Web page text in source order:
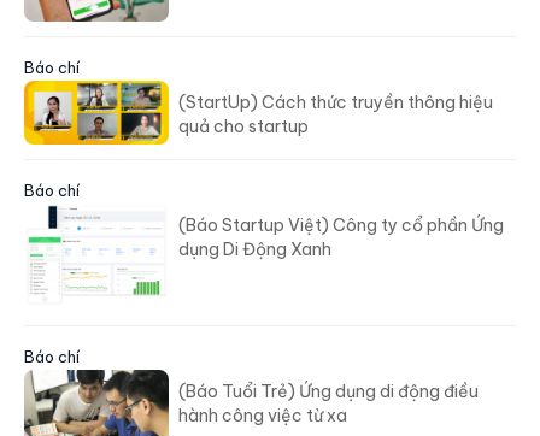
Báo chí
(StartUp) Cách thức truyền thông hiệu
quả cho startup
Báo chí
(Báo Startup Việt) Công ty cổ phần Ứng
dụng Di Động Xanh
Báo chí
(Báo Tuổi Trẻ) Ứng dụng di động điều
hành công việc từ xa